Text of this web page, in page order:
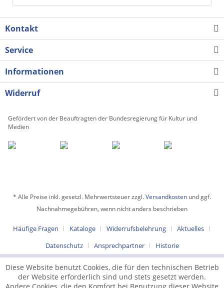
Kontakt
Service
Informationen
Widerruf
Gefördert von der Beauftragten der Bundesregierung für Kultur und
Medien
* Alle Preise inkl. gesetzl. Mehrwertsteuer zzgl.Versandkosten und ggf.
Nachnahmegebühren, wenn nicht anders beschrieben
Häufige Fragen Kataloge Widerrufsbelehrung
Aktuelles
Datenschutz
Ansprechpartner Historie
Diese Website benutzt Cookies, die für den technischen Betrieb
der Website erforderlich sind und stets gesetzt werden.